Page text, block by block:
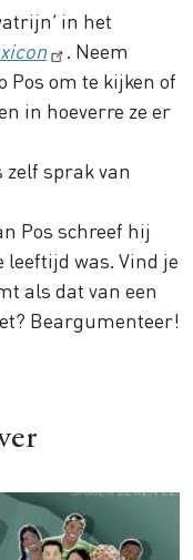
in het
. Neem
Pos om te kijken of
in hoeverre ze er
zelf sprak van
Pos schreef hij
was. Vind je
als dat van een
Beargumenteer!